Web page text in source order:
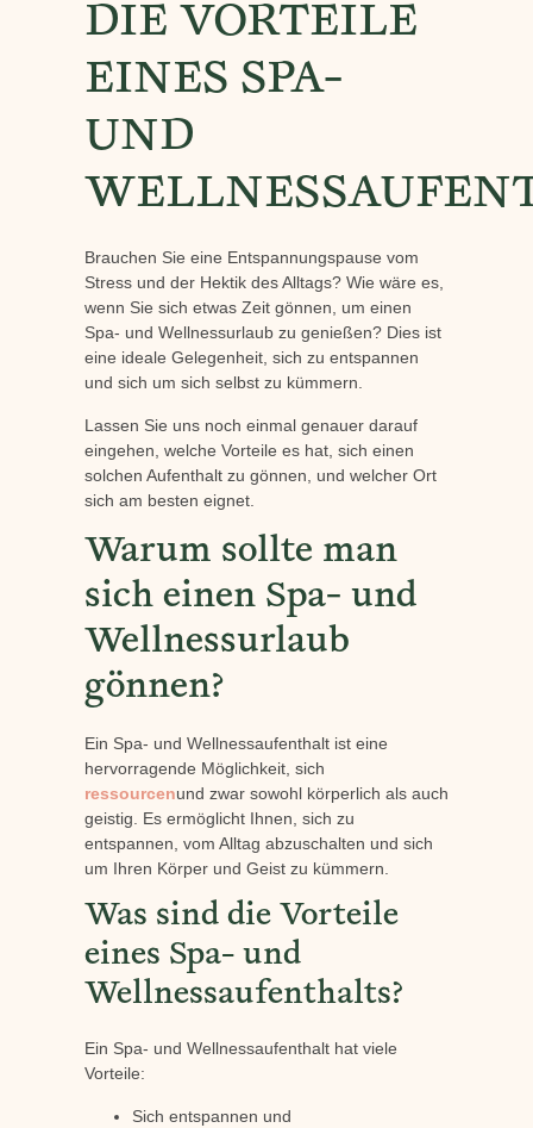
DIE VORTEILE
EINES SPA-
UND
Brauchen Sie eine Entspannungspause vom
Stress und der Hektik des Alltags? Wie wäre es,
wenn Sie sich etwas Zeit gönnen, um einen
Spa- und Wellnessurlaub zu genießen? Dies ist
eine ideale Gelegenheit, sich zu entspannen
und sich um sich selbst zu kümmern.
Lassen Sie uns noch einmal genauer darauf
eingehen, welche Vorteile es hat, sich einen
solchen Aufenthalt zu gönnen, und welcher Ort
sich am besten eignet.
Warum sollte man
sich einen Spa- und
Wellnessurlaub
gönnen?
Ein Spa- und Wellnessaufenthalt ist eine
hervorragende Möglichkeit, sich
ressourcenund zwar sowohl körperlich als auch
geistig. Es ermöglicht Ihnen, sich zu
entspannen, vom Alltag abzuschalten und sich
um Ihren Körper und Geist zu kümmern.
Was sind die Vorteile
eines Spa- und
Wellnessaufenthalts?
Ein Spa- und Wellnessaufenthalt hat viele
Vorteile:
Sich entspannen und